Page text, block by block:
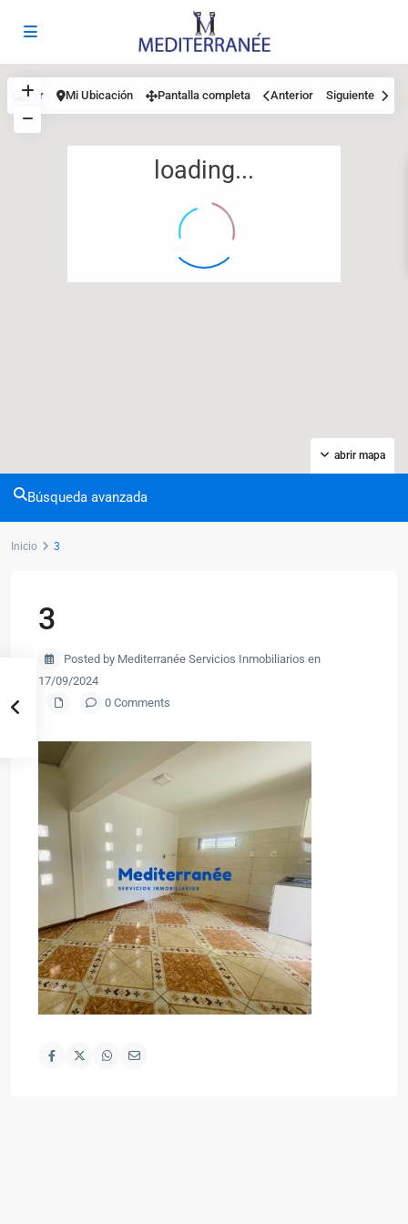
12
loading...
abrir mapa
Ver Mi Ubicación Pantalla completa Anterior Siguiente
Búsqueda avanzada
Inicio 3
3
Posted by Mediterranée Servicios Inmobiliarios en
17/09/2024
0 Comments